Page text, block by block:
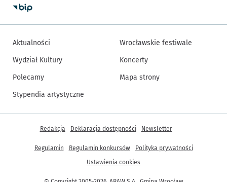
Aktualności
Wydział Kultury
Polecamy
Stypendia artystyczne
Wrocławskie festiwale
Koncerty
Mapa strony
Inne informacje
Redakcja Deklaracja dostępności Newsletter
Regulamin Regulamin konkursów
Polityka prywatności
Ustawienia cookies